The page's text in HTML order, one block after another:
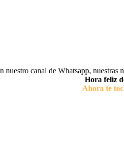
canal de Whatsapp,
Hora feliz
Ahora te